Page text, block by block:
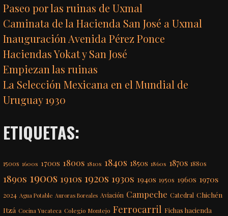
Paseo por las ruinas de Uxmal
Caminata de la Hacienda San José a Uxmal
Inauguración Avenida Pérez Ponce
Haciendas Yokat y San José
Empiezan las ruinas
La Selección Mexicana en el Mundial de
Uruguay 1930
ETIQUETAS:
1500s 1600s 1700s 1800s 1810s 1840s 1850s 1860s 1870s 1880s
1890s 1900s 1910s 1920s 1930s 1940s 1950s 1960s 1970s
2024 Agua Potable Auroras Boreales Aviación Campeche Catedral Chichén
Itzá Cocina Yucateca Colegio Montejo Ferrocarril Fichas hacienda